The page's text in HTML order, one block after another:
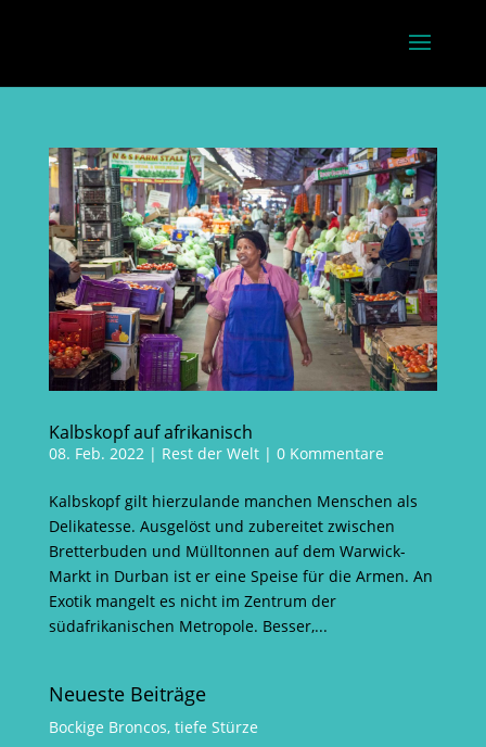
Kalbskopf auf afrikanisch
08. Feb. 2022| Rest der Welt| 0 Kommentare
Kalbskopf gilt hierzulande manchen Menschen als
Delikatesse. Ausgelöst und zubereitet zwischen
Bretterbuden und Mülltonnen auf dem Warwick-
Markt in Durban ist er eine Speise für die Armen. An
Exotik mangelt es nicht im Zentrum der
südafrikanischen Metropole. Besser,...
Neueste Beiträge
Bockige Broncos, tiefe Stürze